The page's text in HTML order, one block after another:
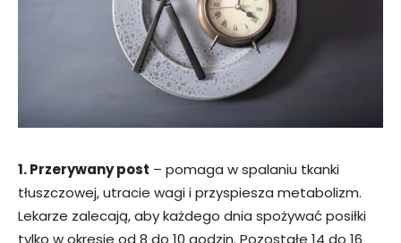
1. Przerywany post – pomaga w spalaniu tkanki
tłuszczowej, utracie wagi i przyspiesza metabolizm.
Lekarze zalecają, aby każdego dnia spożywać posiłki
tylko w okresie od 8 do 10 godzin. Pozostałe 14 do 16